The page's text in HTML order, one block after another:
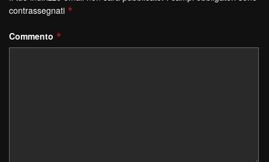
contrassegnati *
Commento *